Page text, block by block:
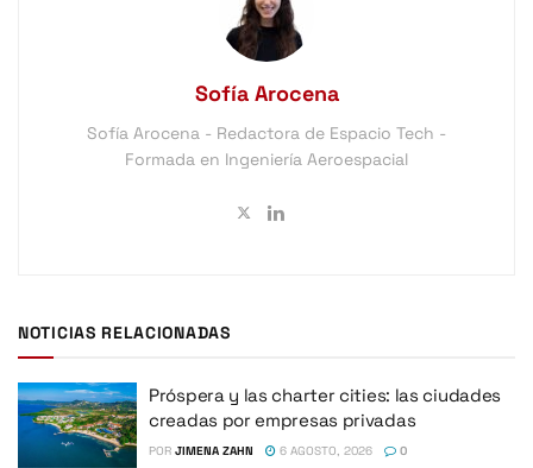
Sofía Arocena
Sofía Arocena - Redactora de Espacio Tech -
Formada en Ingeniería Aeroespacial
NOTICIAS RELACIONADAS
Próspera y las charter cities: las ciudades
creadas por empresas privadas
POR JIMENA ZAHN 6 AGOSTO, 2026 0